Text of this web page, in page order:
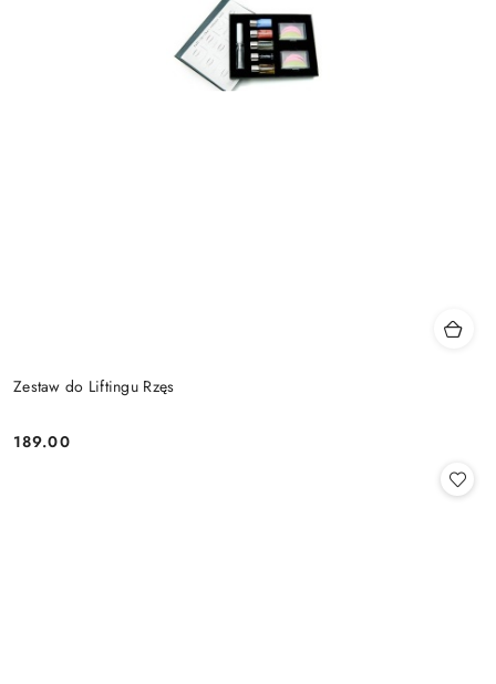
Zestaw do Liftingu Rzęs
Cena:
189.00